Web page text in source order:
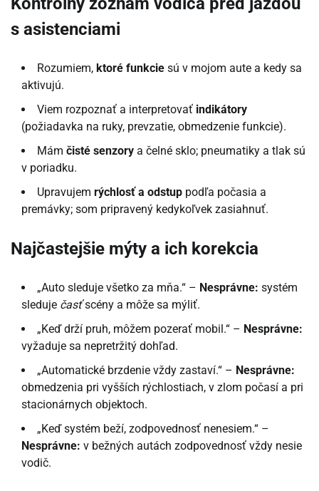
s asistenciami
Rozumiem, ktoré funkcie sú v mojom aute a kedy sa
aktivujú.
Viem rozpoznať a interpretovať indikátory
(požiadavka na ruky, prevzatie, obmedzenie funkcie).
Mám čisté senzory a čelné sklo; pneumatiky a tlak sú
v poriadku.
Upravujem rýchlosť a odstup podľa počasia a
premávky; som pripravený kedykoľvek zasiahnuť.
Najčastejšie mýty a ich korekcia
„Auto sleduje všetko za mňa.“ – Nesprávne: systém
sleduje časťscény a môže sa mýliť.
„Keď drží pruh, môžem pozerať mobil.“ – Nesprávne:
vyžaduje sa nepretržitý dohľad.
„Automatické brzdenie vždy zastaví.“ – Nesprávne:
obmedzenia pri vyšších rýchlostiach, v zlom počasí a pri
stacionárnych objektoch.
„Keď systém beží, zodpovednosť nenesiem.“ –
Nesprávne: v bežných autách zodpovednosť vždy nesie
vodič.